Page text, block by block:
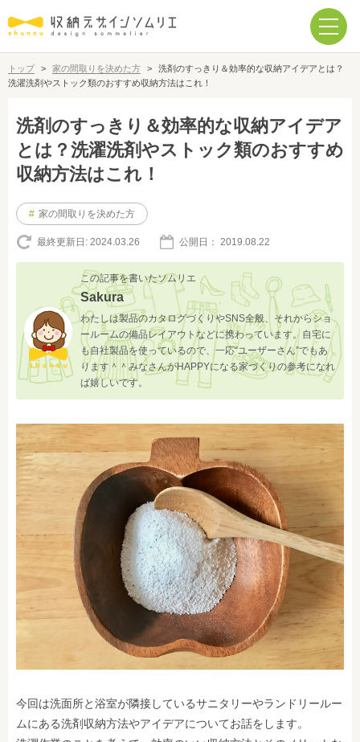
トップ > 家の間取りを決めた方 >
洗剤のすっきり＆効率的な収納アイデアとは？
洗濯洗剤やストック類のおすすめ収納方法はこれ！
洗剤のすっきり＆効率的な収納アイデア
とは？洗濯洗剤やストック類のおすすめ
収納方法はこれ！
# 家の間取りを決めた方
最終更新日: 2024.03.26 公開日： 2019.08.22
この記事を書いたソムリエ
Sakura
わたしは製品のカタログづくりやSNS全般、それからショ
ールームの備品レイアウトなどに携わっています。自宅に
も自社製品を使っているので、一応“ユーザーさん”でもあ
ります＾＾みなさんがHAPPYになる家づくりの参考になれ
ば嬉しいです。
今回は洗面所と浴室が隣接しているサニタリーやランドリールー
ムにある洗剤収納方法やアイデアについてお話をします。